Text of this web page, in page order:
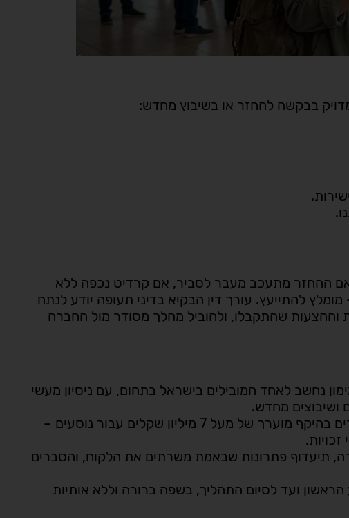
בבקשה להחזר או בשיבוץ מחדש:
ההחזר מתעכב מעבר לסביר, אם קרדיט נכפה ללא
להתייעץ. עורך דין הבקיא בדיני תעופה יודע לנתח
וההצעות שהתקבלו, ולהוביל מהלך מסודר מול החברה
נחשב לאחד המובילים בישראל בתחום, עם ניסיון מעשי
ושיבוצים מחדש.
המשרד השיג פיצויים והחזרים בהיקף מוערך של מעל 7 מיליון שקלים עבור נוסעים –
תיעדוף פתרונות שבאמת משרתים את הלקוח, והסברים
הראשון ועד לסיום התהליך, בשפה ברורה וללא אותיות